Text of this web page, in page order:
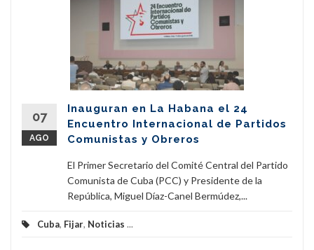
07
AGO
Inauguran en La Habana el 24
Encuentro Internacional de Partidos
Comunistas y Obreros
El Primer Secretario del Comité Central del Partido
Comunista de Cuba (PCC) y Presidente de la
República, Miguel Díaz-Canel Bermúdez,...
Cuba, Fijar, Noticias ...